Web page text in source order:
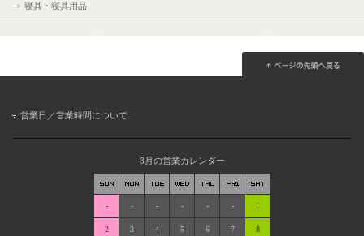
寝具・寝具用品
営業日／営業時間について
8月の営業カレンダー
- - - - - - 1
2 3 4 5 6 7 8